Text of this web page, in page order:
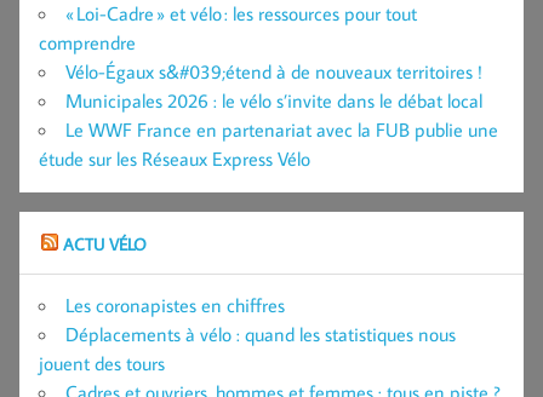
« Loi-Cadre » et vélo : les ressources pour tout
comprendre
Vélo-Égaux s&#039;étend à de nouveaux territoires !
Municipales 2026 : le vélo s’invite dans le débat local
Le WWF France en partenariat avec la FUB publie une
étude sur les Réseaux Express Vélo
ACTU VÉLO
Les coronapistes en chiffres
Déplacements à vélo : quand les statistiques nous
jouent des tours